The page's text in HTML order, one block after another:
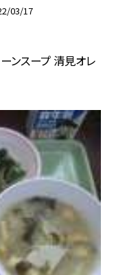
03/17
ンスープ 清見オレ